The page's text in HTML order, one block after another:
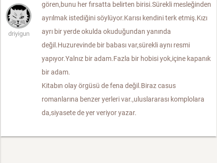
driyigun
gören,bunu her fırsatta belirten birisi.Sürekli mesleğinden
ayrılmak istediğini söylüyor.Karısı kendini terk etmiş.Kızı
ayrı bir yerde okulda okuduğundan yanında
değil.Huzurevinde bir babası var,sürekli aynı resmi
yapıyor.Yalnız bir adam.Fazla bir hobisi yok,içine kapanık
bir adam.
Kitabın olay örgüsü de fena değil.Biraz casus
romanlarına benzer yerleri var.,uluslararası komplolara
da,siyasete de yer veriyor yazar.